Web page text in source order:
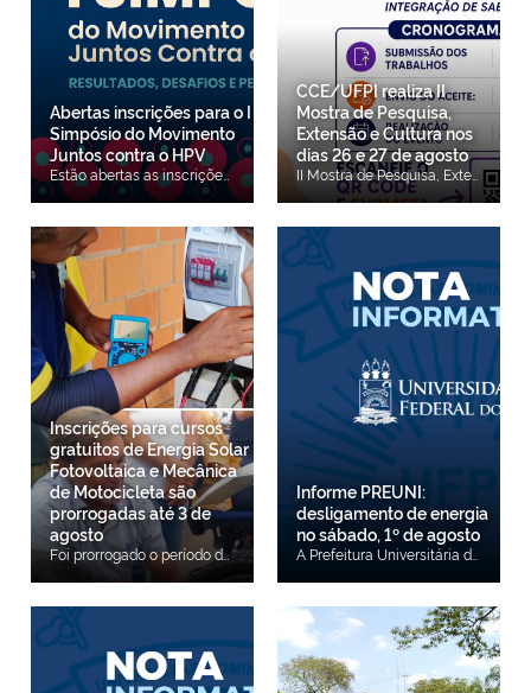
Abertas inscrições para o I
Simpósio do Movimento
Juntos contra o HPV
Estão abertas as inscrições para o I Simpósio do Movimento Juntos contra o HPV: Resultados, Desafios e Perspectivas, que será realizado no dia 18 de setembro, das 8h às 17h, em formato híbrido, com atividades presenciais no Auditório Central da Universidade Estadual do Ceará (UECE), em Fortaleza, e transmissão on-line. O evento reunirá pesquisadores, profissionais da saúde, gestores, estudantes e representantes de instituições nacionais e internacionais para discutir estratégias de enfrentamento ao HPV e ao câncer do colo do útero. A atividade é promovida pela Universidade Federal do Piauí (UFPI), em parceria com o Grupo Mulheres do Brasil. As inscrições podem ser realizadas por meio da plataforma Doity e são voltadas para profissionais da saúde, docentes, pesquisadores, estudantes e demais interessados na temática. O simpósio tem como principal objetivo promover a integração entre ciência, inovação, gestão e participação social, estimulando a troca de experiências, a disseminação do conhecimento científico e a construção de estratégias para acelerar o cumprimento das metas da Organização Mundial da Saúde (OMS) voltadas à eliminação do câncer do colo do útero como problema de saúde pública. A programação contará com conferências, mesas-redondas e apresentações científicas sobre temas estratégicos, entre eles a formação de redes para eliminar o câncer do colo do útero no Brasil, as experiências exitosas do Movimento Juntos contra o HPV, a vacinação contra o HPV, a inovação tecnológica para ampliar o rastreamento da doença, além de debates sobre saúde digital, educação em saúde, interseccionalidades e políticas públicas voltadas à promoção da equidade no cuidado. O evento marca a consolidação do Movimento Juntos contra o HPV, iniciativa que reúne universidades, instituições de pesquisa, gestores públicos e organizações da sociedade civil em torno do fortalecimento das ações de prevenção, vacinação, rastreamento e mobilização social. Entre as instituições parceiras estão a UFPI, UFC, UECE, URCA, UNILAB, UFMG e Harvard University.
CCE/UFPI realiza II
Mostra de Pesquisa,
Extensão e Cultura nos
dias 26 e 27 de agosto
Inscrições para cursos
gratuitos de Energia Solar
Fotovoltaica e Mecânica
de Motocicleta são
prorrogadas até 3 de
agosto
Informe PREUNI:
desligamento de energia
no sábado, 1º de agosto